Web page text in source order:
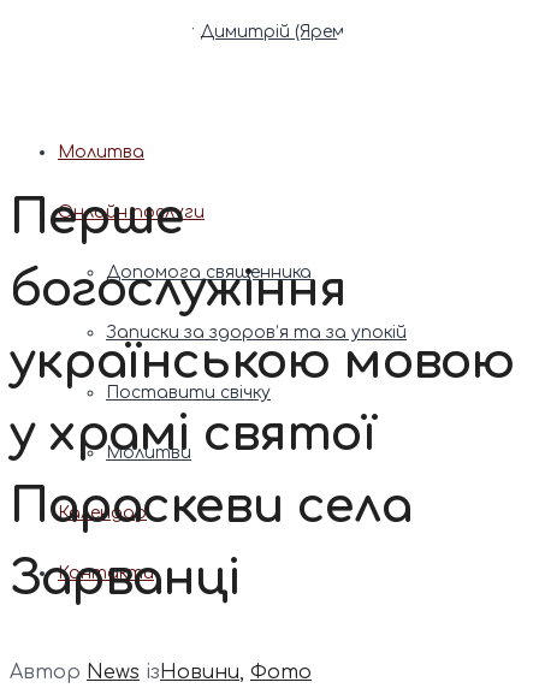
Патріарх Димитрій (Ярема)
Молитва
Онлайн послуги
Допомога священника
Записки за здоров’я та за упокій
Поставити свічку
Молитви
Календар
Контакти
Перше
богослужіння
українською мовою
у храмі святої
Параскеви села
Зарванці
Автор News ізНовини, Фото